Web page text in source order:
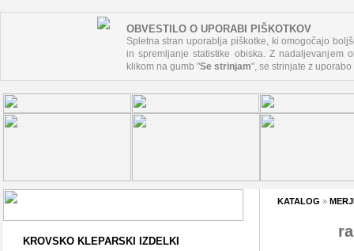
OBVESTILO O UPORABI PIŠKOTKOV
Spletna stran uporablja piškotke, ki omogočajo
in spremljanje statistike obiska. Z nadaljevanjem
klikom na gumb "Se strinjam", se strinjate z
KROVSKO KLEPARSKI IZDELKI
KATALOG »